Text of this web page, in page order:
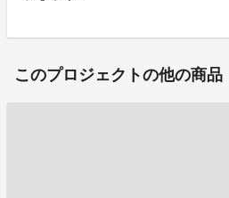
このプロジェクトの他の商品